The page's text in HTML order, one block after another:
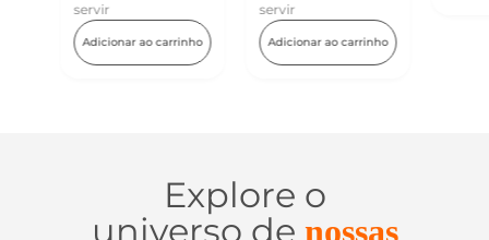
servir
Adicionar ao carrinho
Explore o
universo de nossas